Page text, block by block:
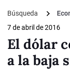
Búsqueda
7 de abril de 2016
El dólar
a la baja